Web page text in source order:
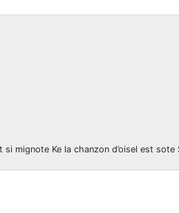
mignote Ke la chanzon d’oisel est sote